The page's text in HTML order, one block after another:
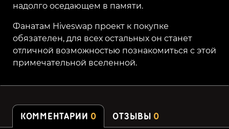
надолго оседающем в памяти.
Фанатам Hiveswap проект к покупке
обязателен, для всех остальных он станет
отличной возможностью познакомиться с этой
примечательной вселенной.
КОММЕНТАРИИ 0 ОТЗЫВЫ 0